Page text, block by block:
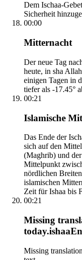
Dem Ischaa-
Sicherheit
00:00
Mitternacht
Der neue Tag
heute, in sha
einigen Tagen in
tiefer als -17.45°
00:21
Islamische
Das Ende der
sich auf den
(Maghrib) und
Mittelpunkt
nördlichen
islamischen
Zeit für Ishaa bis
00:21
Missing
Missing